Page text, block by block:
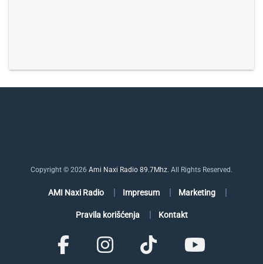
Copyright © 2026 Ami Naxi Radio 89.7Mhz. All Rights Reserved.
AMI Naxi Radio Impresum Marketing
Pravila korišćenja Kontakt